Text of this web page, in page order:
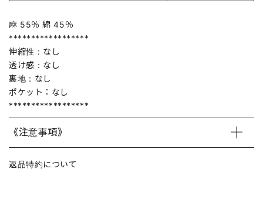
麻 55％ 綿 45％
******************
伸縮性：なし
透け感：なし
裏地：なし
ポケット：なし
******************
《注意事項》
返品特約について